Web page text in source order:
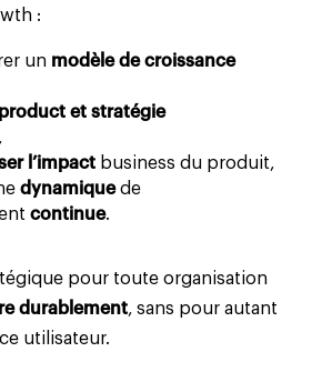
:
un modèle de croissance
et stratégie
l’impactbusiness du produit,
dynamiquede
continue.
pour toute organisation
durablement, sans pour autant
utilisateur.